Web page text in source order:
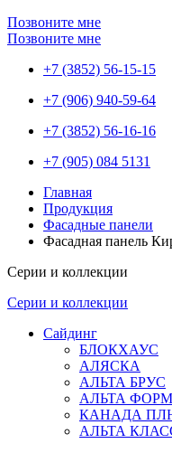
Позвоните мне
Позвоните мне
+7 (3852) 56-15-15
+7 (906) 940-59-64
+7 (3852) 56-16-16
+7 (905) 084 5131
Главная
Продукция
Фасадные панели
Фасадная панель
Серии и коллекции
Серии и коллекции
Сайдинг
БЛОКХАУС
АЛЯСКА
АЛЬТА БРУС
АЛЬТА ФОРМ
КАНАДА
АЛЬТА